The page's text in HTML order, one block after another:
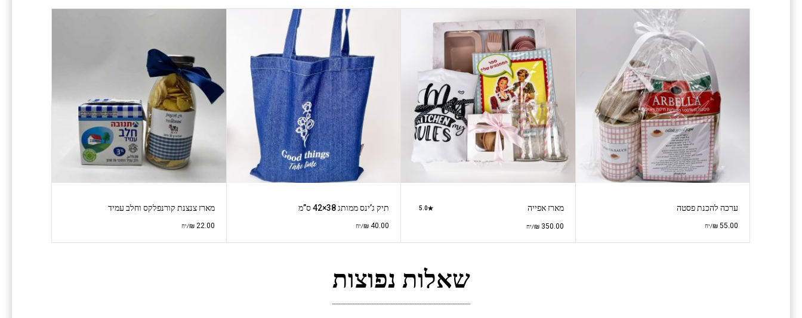
ערכה להכנת פסטה
₪ 55.00 /יח
מארז אפייה 5.0
₪350.00 /יח
תיק ג’ינס ממותג 38×42 ס”מ
₪ 40.00 /יח
מארז צנצנת קורנפלקס וחלב עמיד
₪22.00 /יח
שאלות נפוצות